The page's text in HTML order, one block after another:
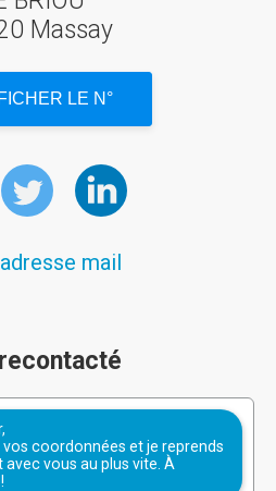
Massay
mail
vos coordonnées et je reprends
vous au plus vite. À